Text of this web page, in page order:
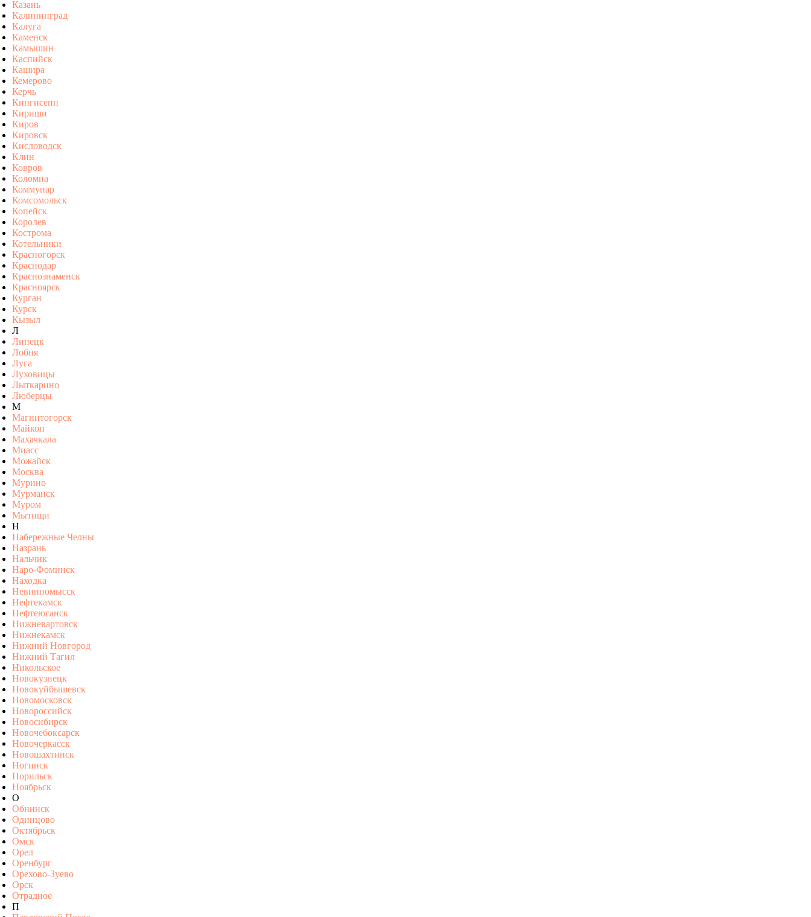
Казань
Калининград
Калуга
Каменск
Камышин
Каспийск
Кашира
Кемерово
Керчь
Кингисепп
Кириши
Киров
Кировск
Кисловодск
Клин
Ковров
Коломна
Коммунар
Комсомольск
Копейск
Королев
Кострома
Котельники
Красногорск
Краснодар
Краснознаменск
Красноярск
Курган
Курск
Кызыл
Л
Липецк
Лобня
Луга
Луховицы
Лыткарино
Люберцы
М
Магнитогорск
Майкоп
Махачкала
Миасс
Можайск
Москва
Мурино
Мурманск
Муром
Мытищи
Н
Набережные Челны
Назрань
Нальчик
Наро-Фоминск
Находка
Невинномысск
Нефтекамск
Нефтеюганск
Нижневартовск
Нижнекамск
Нижний Новгород
Нижний Тагил
Никольское
Новокузнецк
Новокуйбышевск
Новомосковск
Новороссийск
Новосибирск
Новочебоксарск
Новочеркасск
Новошахтинск
Ногинск
Норильск
Ноябрьск
О
Обнинск
Одинцово
Октябрьск
Омск
Орел
Оренбург
Орехово-Зуево
Орск
Отрадное
П